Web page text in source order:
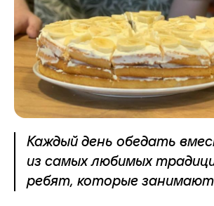
Каждый день обедать
из самых любимых
ребят, которые